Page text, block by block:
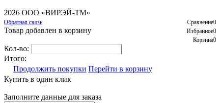
2026 ООО «ВИРЭЙ-ТМ»
Обратная связь Сравнение0
Избранное0
Корзина0
Товар добавлен в корзину
Кол-во:
Итого:
Продолжить покупки Перейти в корзину
Купить в один клик
Заполните данные для заказа